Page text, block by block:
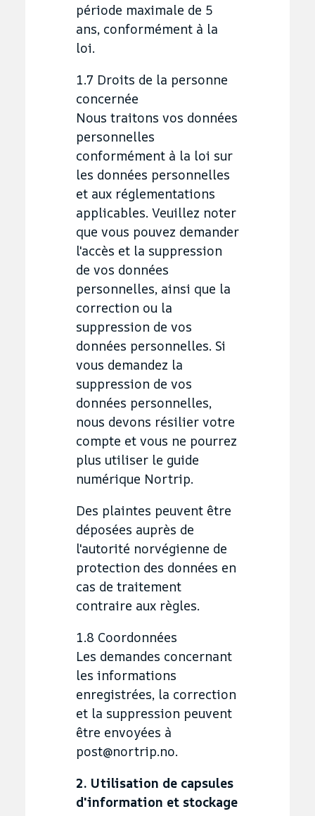
période maximale de 5
ans, conformément à la
loi.
1.7 Droits de la personne
concernée
Nous traitons vos données
personnelles
conformément à la loi sur
les données personnelles
et aux réglementations
applicables. Veuillez noter
que vous pouvez demander
l'accès et la suppression
de vos données
personnelles, ainsi que la
correction ou la
suppression de vos
données personnelles. Si
vous demandez la
suppression de vos
données personnelles,
nous devons résilier votre
compte et vous ne pourrez
plus utiliser le guide
numérique Nortrip.
Des plaintes peuvent être
déposées auprès de
l'autorité norvégienne de
protection des données en
cas de traitement
contraire aux règles.
1.8 Coordonnées
Les demandes concernant
les informations
enregistrées, la correction
et la suppression peuvent
être envoyées à
post@nortrip.no.
2. Utilisation de capsules
d'information et stockage